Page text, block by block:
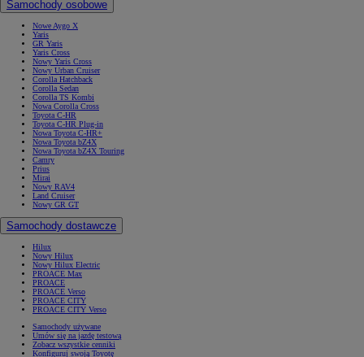
Samochody osobowe
Nowe Aygo X
Yaris
GR Yaris
Yaris Cross
Nowy Yaris Cross
Nowy Urban Cruiser
Corolla Hatchback
Corolla Sedan
Corolla TS Kombi
Nowa Corolla Cross
Toyota C-HR
Toyota C-HR Plug-in
Nowa Toyota C-HR+
Nowa Toyota bZ4X
Nowa Toyota bZ4X Touring
Camry
Prius
Mirai
Nowy RAV4
Land Cruiser
Nowy GR GT
Samochody dostawcze
Hilux
Nowy Hilux
Nowy Hilux Electric
PROACE Max
PROACE
PROACE Verso
PROACE CITY
PROACE CITY Verso
Samochody używane
Umów się na jazdę testową
Zobacz wszystkie cenniki
Konfiguruj swoją Toyotę